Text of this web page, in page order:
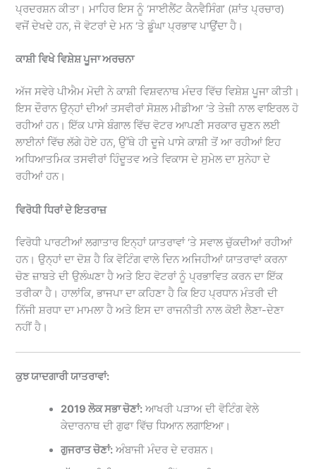
ਪ੍ਰਦਰਸ਼ਨ ਕੀਤਾ। ਮਾਹਿਰ ਇਸ ਨੂੰ ‘ਸਾਈਲੈਂਟ ਕੈਨਵੈਸਿੰਗ’ (ਸ਼ਾਂਤ ਪ੍ਰਚਾਰ)
ਵਜੋਂ ਦੇਖਦੇ ਹਨ, ਜੋ ਵੋਟਰਾਂ ਦੇ ਮਨ ‘ਤੇ ਡੂੰਘਾ ਪ੍ਰਭਾਵ ਪਾਉਂਦਾ ਹੈ।
ਕਾਸ਼ੀ ਵਿਖੇ ਵਿਸ਼ੇਸ਼ ਪੂਜਾ ਅਰਚਨਾ
ਅੱਜ ਸਵੇਰੇ ਪੀਐਮ ਮੋਦੀ ਨੇ ਕਾਸ਼ੀ ਵਿਸ਼ਵਨਾਥ ਮੰਦਰ ਵਿੱਚ ਵਿਸ਼ੇਸ਼ ਪੂਜਾ ਕੀਤੀ।
ਇਸ ਦੌਰਾਨ ਉਨ੍ਹਾਂ ਦੀਆਂ ਤਸਵੀਰਾਂ ਸੋਸ਼ਲ ਮੀਡੀਆ ‘ਤੇ ਤੇਜ਼ੀ ਨਾਲ ਵਾਇਰਲ ਹੋ
ਰਹੀਆਂ ਹਨ। ਇੱਕ ਪਾਸੇ ਬੰਗਾਲ ਵਿੱਚ ਵੋਟਰ ਆਪਣੀ ਸਰਕਾਰ ਚੁਣਨ ਲਈ
ਲਾਈਨਾਂ ਵਿੱਚ ਲੱਗੇ ਹੋਏ ਹਨ, ਉੱਥੇ ਹੀ ਦੂਜੇ ਪਾਸੇ ਕਾਸ਼ੀ ਤੋਂ ਆ ਰਹੀਆਂ ਇਹ
ਅਧਿਆਤਮਿਕ ਤਸਵੀਰਾਂ ਹਿੰਦੂਤਵ ਅਤੇ ਵਿਕਾਸ ਦੇ ਸੁਮੇਲ ਦਾ ਸੁਨੇਹਾ ਦੇ
ਰਹੀਆਂ ਹਨ।
ਵਿਰੋਧੀ ਧਿਰਾਂ ਦੇ ਇਤਰਾਜ਼
ਵਿਰੋਧੀ ਪਾਰਟੀਆਂ ਲਗਾਤਾਰ ਇਨ੍ਹਾਂ ਯਾਤਰਾਵਾਂ ‘ਤੇ ਸਵਾਲ ਚੁੱਕਦੀਆਂ ਰਹੀਆਂ
ਹਨ। ਉਨ੍ਹਾਂ ਦਾ ਦੋਸ਼ ਹੈ ਕਿ ਵੋਟਿੰਗ ਵਾਲੇ ਦਿਨ ਅਜਿਹੀਆਂ ਯਾਤਰਾਵਾਂ ਕਰਨਾ
ਚੋਣ ਜ਼ਾਬਤੇ ਦੀ ਉਲੰਘਣਾ ਹੈ ਅਤੇ ਇਹ ਵੋਟਰਾਂ ਨੂੰ ਪ੍ਰਭਾਵਿਤ ਕਰਨ ਦਾ ਇੱਕ
ਤਰੀਕਾ ਹੈ। ਹਾਲਾਂਕਿ, ਭਾਜਪਾ ਦਾ ਕਹਿਣਾ ਹੈ ਕਿ ਇਹ ਪ੍ਰਧਾਨ ਮੰਤਰੀ ਦੀ
ਨਿੱਜੀ ਸ਼ਰਧਾ ਦਾ ਮਾਮਲਾ ਹੈ ਅਤੇ ਇਸ ਦਾ ਰਾਜਨੀਤੀ ਨਾਲ ਕੋਈ ਲੈਣਾ-ਦੇਣਾ
ਨਹੀਂ ਹੈ।
ਕੁਝ ਯਾਦਗਾਰੀ ਯਾਤਰਾਵਾਂ:
2019 ਲੋਕ ਸਭਾ ਚੋਣਾਂ: ਆਖਰੀ ਪੜਾਅ ਦੀ ਵੋਟਿੰਗ ਵੇਲੇ
ਕੇਦਾਰਨਾਥ ਦੀ ਗੁਫਾ ਵਿੱਚ ਧਿਆਨ ਲਗਾਇਆ।
ਗੁਜਰਾਤ ਚੋਣਾਂ: ਅੰਬਾਜੀ ਮੰਦਰ ਦੇ ਦਰਸ਼ਨ।